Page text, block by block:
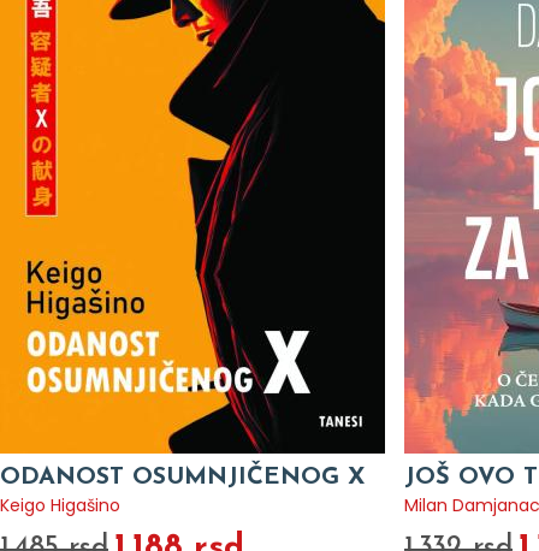
JOŠ OVO TI FALI ZA LJUBAV
Milan Damjanac
LETO BEZ
Siri Hustvet